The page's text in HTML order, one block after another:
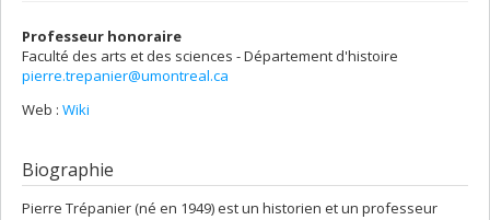
Professeur honoraire
Faculté des arts et des sciences - Département d'histoire
pierre.trepanier@umontreal.ca
Web : Wiki
Biographie
Pierre Trépanier (né en 1949) est un historien et un professeur